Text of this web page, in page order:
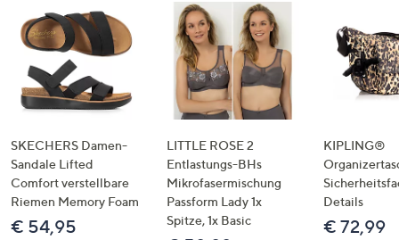
SKECHERS Damen-
Sandale Lifted
Comfort verstellbare
Riemen Memory Foam
€ 54,95
LITTLE ROSE 2
Entlastungs-BHs
Mikrofasermischung
Passform Lady 1x
Spitze, 1x Basic
KIPLING®
Details
€ 72,99